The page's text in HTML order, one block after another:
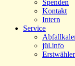
Spenden
Kontakt
Intern
Service
jül.info